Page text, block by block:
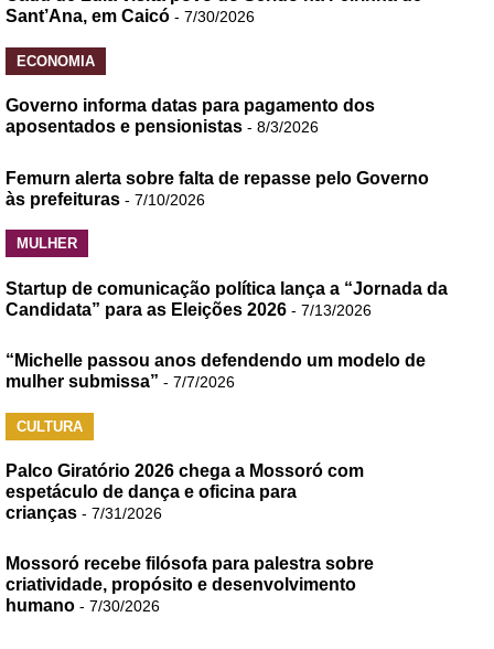
Sant’Ana, em Caicó - 7/30/2026
ECONOMIA
Governo informa datas para pagamento dos
aposentados e pensionistas - 8/3/2026
Femurn alerta sobre falta de repasse pelo Governo
às prefeituras - 7/10/2026
MULHER
Startup de comunicação política lança a “Jornada da
Candidata” para as Eleições 2026 - 7/13/2026
“Michelle passou anos defendendo um modelo de
mulher submissa” - 7/7/2026
CULTURA
Palco Giratório 2026 chega a Mossoró com
espetáculo de dança e oficina para
crianças - 7/31/2026
Mossoró recebe filósofa para palestra sobre
criatividade, propósito e desenvolvimento
humano - 7/30/2026